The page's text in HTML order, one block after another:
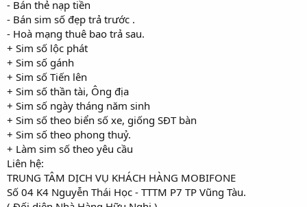
- Bán thẻ nạp tiền
- Bán sim số đẹp trả trước .
- Hoà mạng thuê bao trả sau.
+ Sim số lộc phát
+ Sim số gánh
+ Sim số Tiến lên
+ Sim số thần tài, Ông địa
+ Sim số ngày tháng năm sinh
+ Sim số theo biển số xe, giống SĐT bàn
+ Sim số theo phong thuỷ.
+ Làm sim số theo yêu cầu
Liên hệ:
TRUNG TÂM DỊCH VỤ KHÁCH HÀNG MOBIFONE
Số 04 K4 Nguyễn Thái Học - TTTM P7 TP Vũng Tàu.